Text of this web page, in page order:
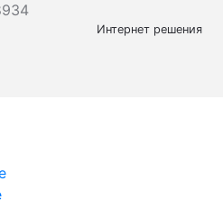
Интернет решения